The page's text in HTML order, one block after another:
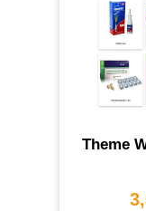
Theme